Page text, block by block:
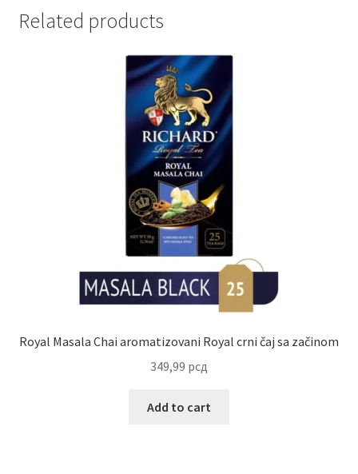
Poklon aranžmani
Prijava za masterclass
Reset password
Sample Page
Related products
Royal Masala Chai aromatizovani Royal crni čaj sa začinom
349,99 рсд
Add to cart